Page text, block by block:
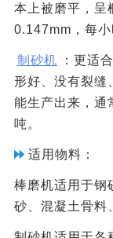
本上被磨平，呈
0.147mm，每
制砂机
：更适
形好、没有裂缝
能生产出来，通
吨。
适用物料：
棒磨机适用于钢
砂、混凝土骨料